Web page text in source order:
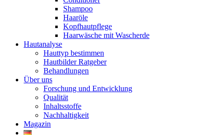
Shampoo
Haaröle
Kopfhautpflege
Haarwäsche mit Wascherde
Hautanalyse
Hauttyp bestimmen
Hautbilder Ratgeber
Behandlungen
Über uns
Forschung und Entwicklung
Qualität
Inhaltsstoffe
Nachhaltigkeit
Magazin